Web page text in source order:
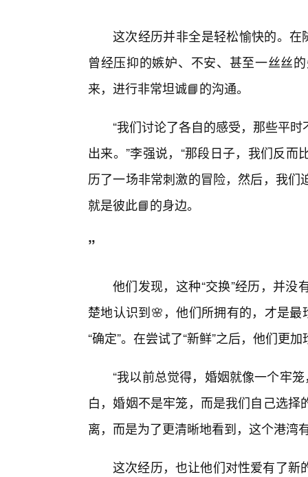
这次经历并非全是轻松愉快的。在
曾经压抑的嫉妒、不安、甚至一丝丝
来，进行非常坦诚📘的沟通。
“我们讨论了各自的感受，那些平
出来。”李强说，“那段日子，我们反
历了一场非常刺激的冒险，然后，我
就是彼此📘的身边。
”
他们发现，这种“交换”经历，并
楚地认识到🌸，他们所拥有的，才是
“确定”。在尝试了“新鲜”之后，他们更加
“我以前总觉得，婚姻就像一个牢
白，婚姻不是牢笼，而是我们自己选
离，而是为了更清晰地看到，这个港湾
这次经历，也让他们对性爱有了新